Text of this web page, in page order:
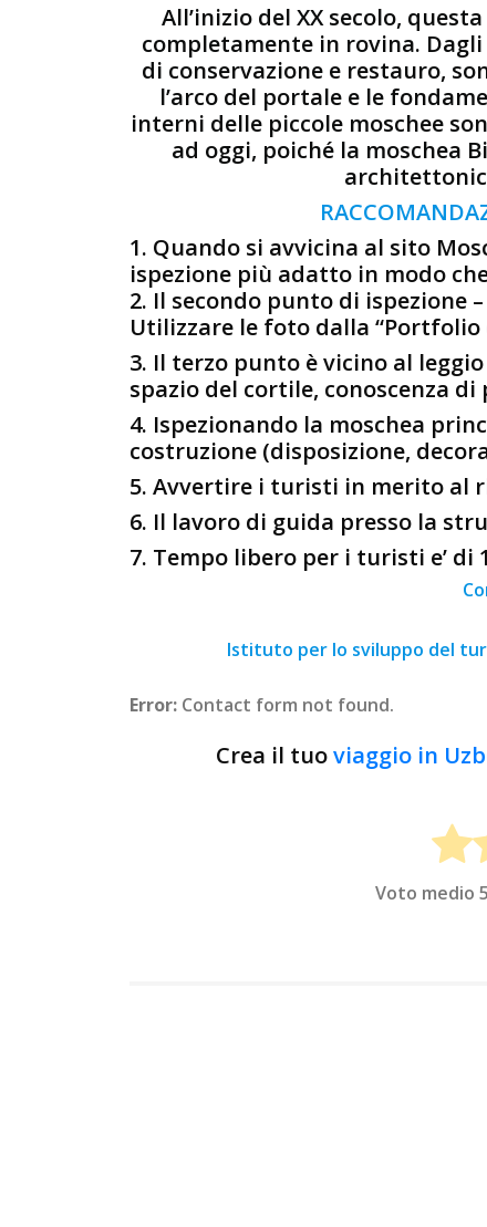
All’inizio del XX secolo,
completamente in rovina. Dagli
di conservazione e restauro,
l’arco del portale e le
interni delle piccole moschee
ad oggi, poiché la moschea
1. Quando si avvicina al sito
ispezione più adatto in modo
2. Il secondo punto di ispezione
Utilizzare le foto dalla “Portfolio
3. Il terzo punto è vicino al
spazio del cortile, conoscenza di
4. Ispezionando la moschea
costruzione (disposizione,
5. Avvertire i turisti in merito al
6. Il lavoro di guida presso la
7. Tempo libero per i turisti e’ di
Istituto per lo sviluppo del
Error: Contact form not found.
Crea il tuoviaggio in
Voto medio 5